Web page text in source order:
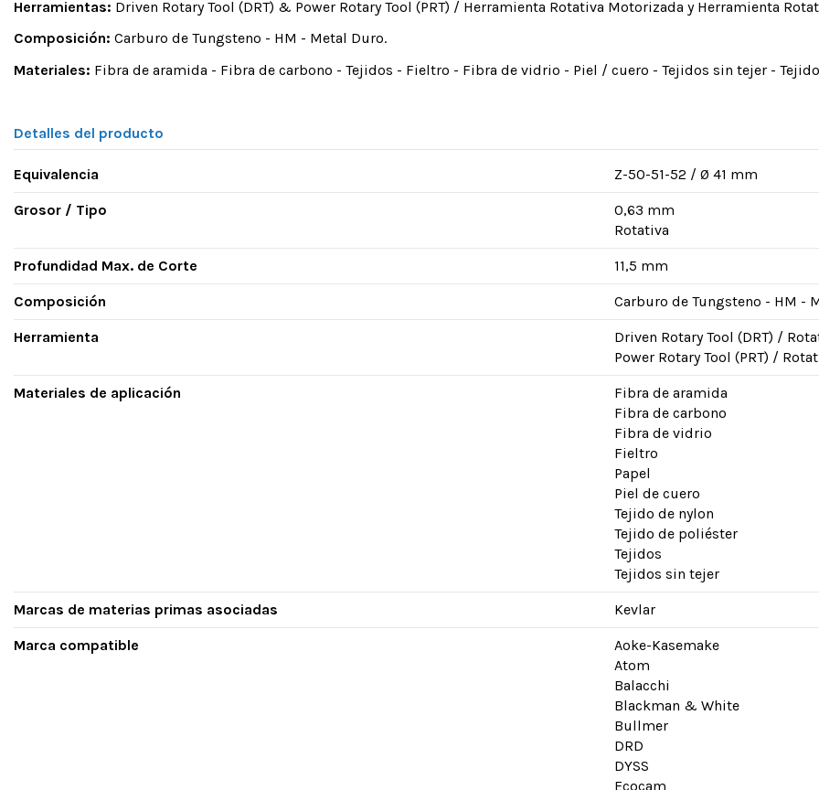
Herramientas: Driven Rotary Tool (DRT) & Power Rotary Tool (PRT) / Herramienta Rotativa Motorizada y Herramienta
Composición: Carburo de Tungsteno - HM - Metal Duro.
Materiales: Fibra de aramida - Fibra de carbono - Tejidos - Fieltro - Fibra de vidrio - Piel / cuero - Tejidos sin tejer -
Detalles del producto
Equivalencia Z-50-51-52 / Ø 41 mm
Grosor / Tipo
0,63 mm
Rotativa
Profundidad Max. de Corte 11,5 mm
Composición Carburo de Tungsteno - HM -
Herramienta
Driven Rotary Tool (DRT) /
Power Rotary Tool (PRT) /
Materiales de aplicación
Fibra de aramida
Fibra de carbono
Fibra de vidrio
Fieltro
Papel
Piel de cuero
Tejido de nylon
Tejido de poliéster
Tejidos
Tejidos sin tejer
Marcas de materias primas asociadas Kevlar
Marca compatible
Aoke-Kasemake
Atom
Balacchi
Blackman & White
Bullmer
DRD
DYSS
Ecocam